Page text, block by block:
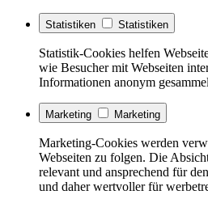
Statistiken Statistiken
Statistik-Cookies helfen
wie Besucher mit Webseiten
Informationen anonym
Marketing Marketing
Marketing-Cookies werden
Webseiten zu folgen. Die
relevant und ansprechend für
und daher wertvoller für